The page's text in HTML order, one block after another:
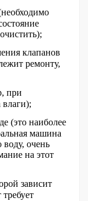
клапанов
ремонту,
при
влаги);
(это наиболее
машина
очень
на этот
зависит